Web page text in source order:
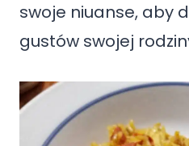
swoje niuanse, aby
gustów swojej